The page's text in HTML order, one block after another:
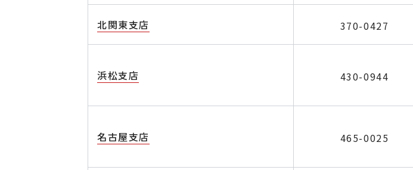
北関東支店 370-0427
浜松支店 430-0944
名古屋支店 465-0025